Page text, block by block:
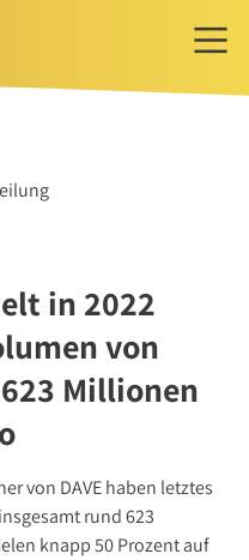
in 2022
von
Millionen
von DAVE haben letztes
rund 623
knapp 50 Prozent auf